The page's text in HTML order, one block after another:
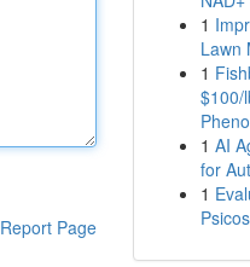
Report Page
1
Lawn
1
$100/
1 AI
for
1